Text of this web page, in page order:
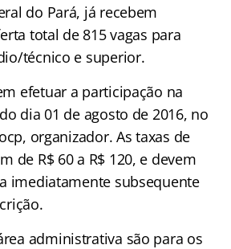
do Pará, já recebem
total de 815 vagas para
técnico e superior.
efetuar a participação na
dia 01 de agosto de 2016, no
organizador. As taxas de
de R$ 60 a R$ 120, e devem
imediatamente subsequente
administrativa são para os